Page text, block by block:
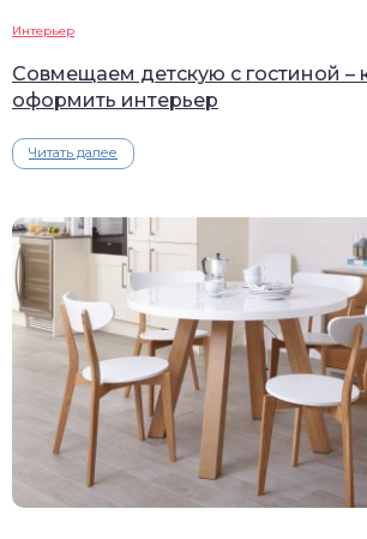
Интерьер
Совмещаем детскую с гостиной –
оформить интерьер
Читать далее